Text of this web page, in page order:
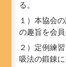
る。
１）本協会
の趣旨を会員
２）定例練
吸法の鍛錬に